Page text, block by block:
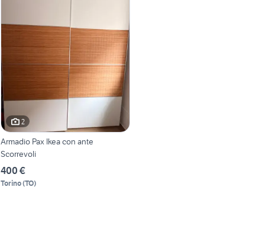
2
Armadio Pax Ikea con ante
Scorrevoli
400 €
Torino(TO)